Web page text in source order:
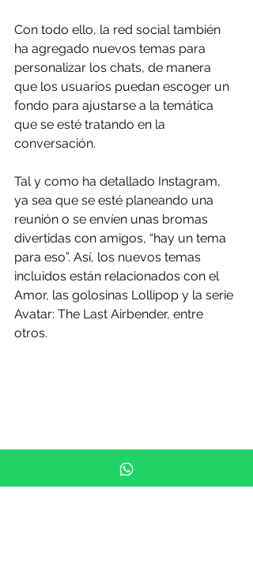
Con todo ello, la red social también
ha agregado nuevos temas para
personalizar los chats, de manera
que los usuarios puedan escoger un
fondo para ajustarse a la temática
que se esté tratando en la
conversación.
Tal y como ha detallado Instagram,
ya sea que se esté planeando una
reunión o se envíen unas bromas
divertidas con amigos, “hay un tema
para eso”. Así, los nuevos temas
incluidos están relacionados con el
Amor, las golosinas Lollipop y la serie
Avatar: The Last Airbender, entre
otros.